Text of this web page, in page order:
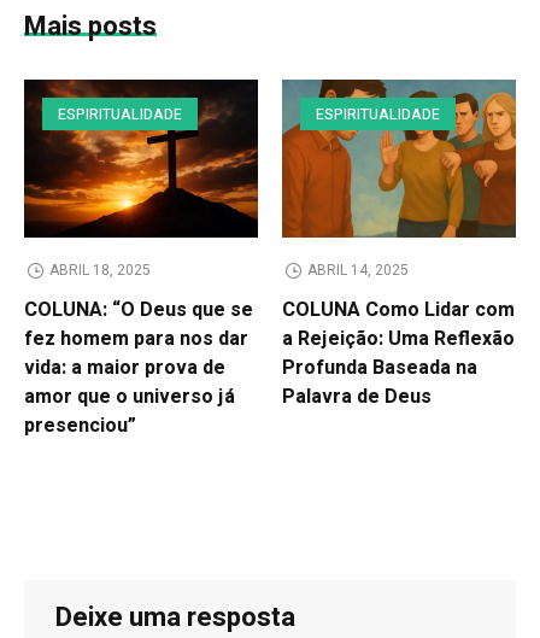
Mais posts
ESPIRITUALIDADE
ABRIL 18, 2025
COLUNA: “O Deus que se
fez homem para nos dar
vida: a maior prova de
amor que o universo já
presenciou”
ESPIRITUALIDADE
ABRIL 14, 2025
COLUNA Como Lidar com
a Rejeição: Uma Reflexão
Profunda Baseada na
Palavra de Deus
Deixe uma resposta